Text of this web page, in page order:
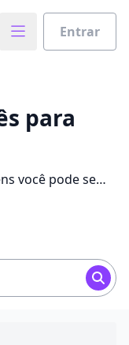
Entrar
para
você pode se